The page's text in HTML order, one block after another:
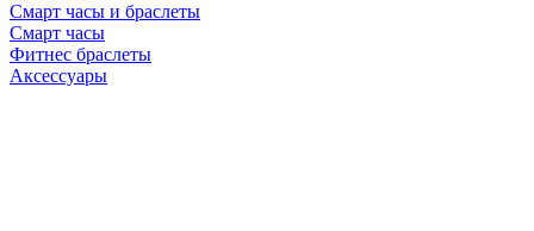
Смарт часы и браслеты
Смарт часы
Фитнес браслеты
Аксессуары